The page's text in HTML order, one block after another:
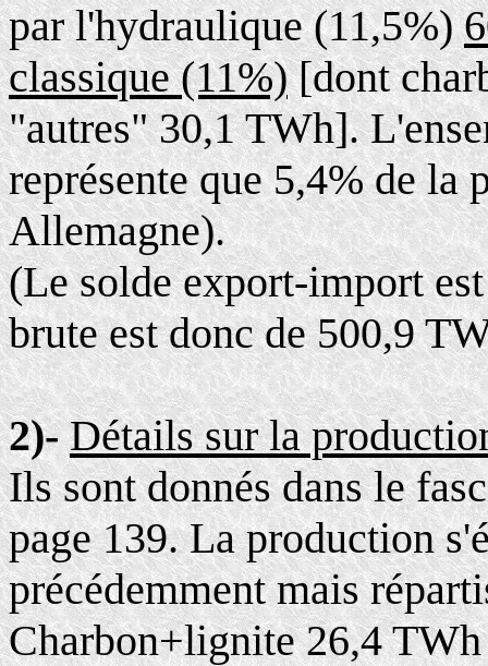
par l'hydraulique (11,5%)
classique (11%)[dont
"autres" 30,1 TWh].
représente que 5,4% de la
Allemagne).
(Le solde export-import
brute est donc de 500,9
2)-Détails sur la
Ils sont donnés dans le
page 139. La production
précédemment mais
Charbon+lignite 26,4 TWh